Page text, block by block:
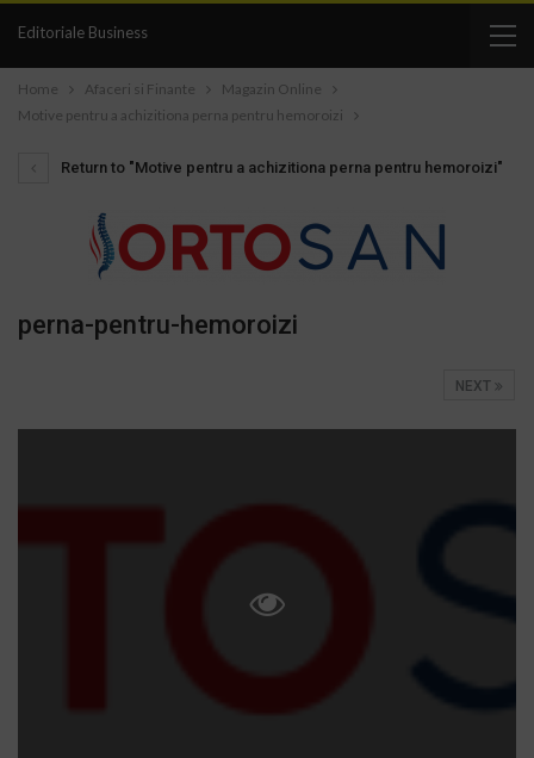
Editoriale Business
Home Afaceri si Finante
Magazin Online
Motive pentru a achizitiona perna pentru hemoroizi
Return to "Motive pentru a achizitiona perna pentru hemoroizi"
perna-pentru-hemoroizi
NEXT